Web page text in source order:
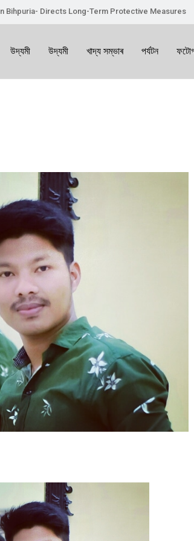
Bihpuria- Directs Long-Term Protective Measures
উদ্যমী উদ্যমী খাদ্য সম্ভাৰ পৰ্যটন